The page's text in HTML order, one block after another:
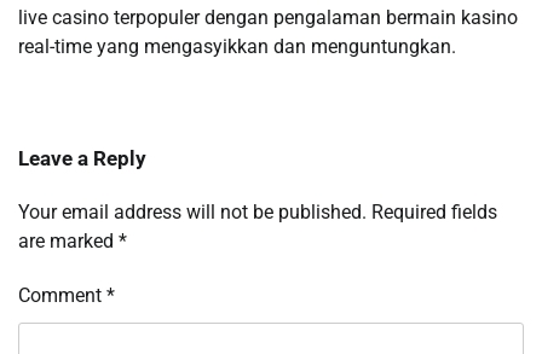
live casino terpopuler dengan pengalaman bermain kasino
real-time yang mengasyikkan dan menguntungkan.
Leave a Reply
Your email address will not be published. Required fields
are marked *
Comment *